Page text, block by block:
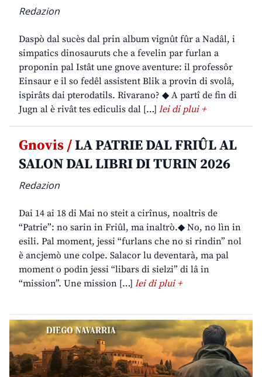
Redazion
Daspò dal sucès dal prin album vignût fûr a Nadâl, i
simpatics dinosauruts che a fevelin par furlan a
proponin pal Istât une gnove aventure: il professôr
Einsaur e il so fedêl assistent Blik a provin di svolâ,
ispirâts dai pterodatils. Rivarano? ◆ A partî de fin di
Jugn al è rivât tes ediculis dal […] lei di plui +
Gnovis /LA PATRIE DAL FRIÛL AL
SALON DAL LIBRI DI TURIN 2026
Redazion
Dai 14 ai 18 di Mai no steit a cirînus, noaltris de
“Patrie”: no sarin in Friûl, ma inaltrò.◆ No, no lìn in
esili. Pal moment, jessi “furlans che no si rindin” nol
è ancjemò une colpe. Salacor lu deventarà, ma pal
moment o podin jessi “libars di sielzi” di lâ in
“mission”. Une mission […] lei di plui +